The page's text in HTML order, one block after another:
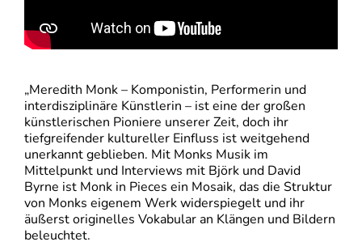
„Meredith Monk – Komponistin, Performerin und
interdisziplinäre Künstlerin – ist eine der großen
künstlerischen Pioniere unserer Zeit, doch ihr
tiefgreifender kultureller Einfluss ist weitgehend
unerkannt geblieben. Mit Monks Musik im
Mittelpunkt und Interviews mit Björk und David
Byrne ist Monk in Pieces ein Mosaik, das die Struktur
von Monks eigenem Werk widerspiegelt und ihr
äußerst originelles Vokabular an Klängen und Bildern
beleuchtet.